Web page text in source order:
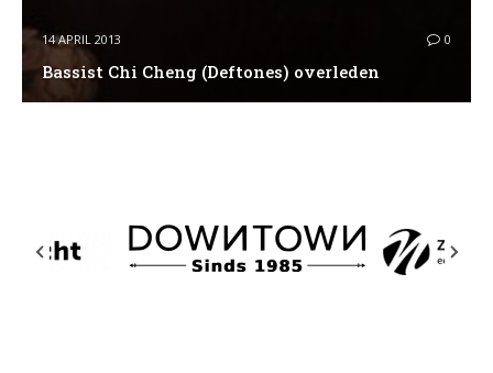
14 APRIL 2013 0
Bassist Chi Cheng (Deftones) overleden